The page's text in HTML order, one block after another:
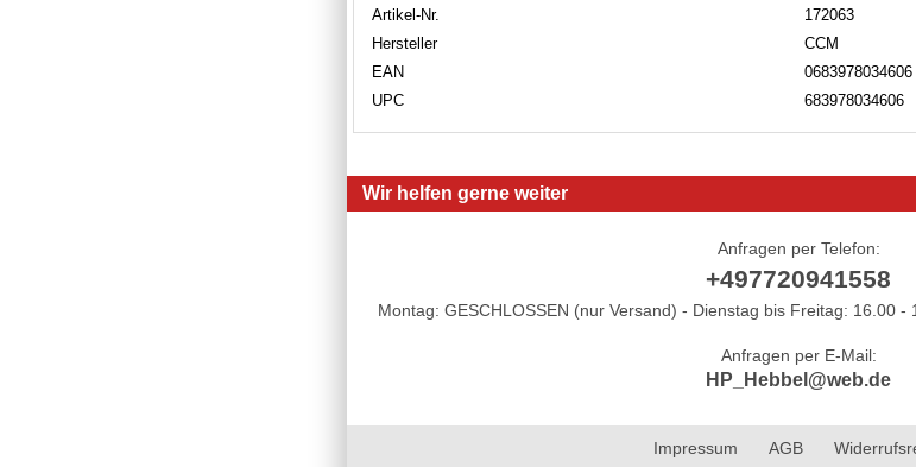
Artikel-Nr.
172063
Hersteller
CCM
EAN
0683978034606
UPC
683978034606
Wir helfen gerne weiter
Anfragen per Telefon:
+497720941558
Montag: GESCHLOSSEN (nur Versand) - Dienstag bis Freitag: 16.00
Anfragen per E-Mail:
HP_Hebbel@web.de
Impressum AGB